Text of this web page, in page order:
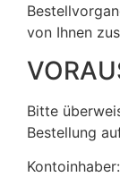
von Ihnen
Bitte
Bestellung